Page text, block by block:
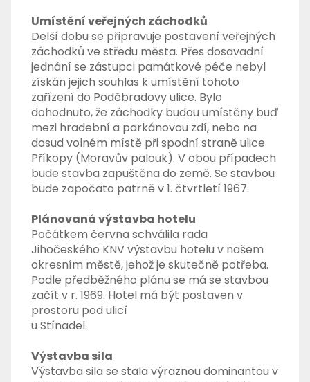
Umístění veřejných záchodků
Delší dobu se připravuje postavení veřejných
záchodků ve středu města. Přes dosavadní
jednání se zástupci památkové péče nebyl
získán jejich souhlas k umístění tohoto
zařízení do Poděbradovy ulice. Bylo
dohodnuto, že záchodky budou umístěny buď
mezi hradební a parkánovou zdí, nebo na
dosud volném místě při spodní straně ulice
Příkopy (Moravův palouk). V obou případech
bude stavba zapuštěna do země. Se stavbou
bude započato patrně v 1. čtvrtletí 1967.
Plánovaná výstavba hotelu
Počátkem června schválila rada
Jihočeského KNV výstavbu hotelu v našem
okresním městě, jehož je skutečně potřeba.
Podle předběžného plánu se má se stavbou
začít v r. 1969. Hotel má být postaven v
prostoru pod ulicí
u Stínadel.
Výstavba sila
Výstavba sila se stala výraznou dominantou v